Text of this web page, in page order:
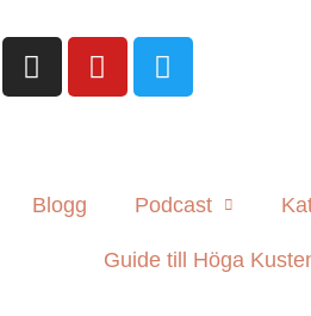
Blogg Podcast
Guide till Höga